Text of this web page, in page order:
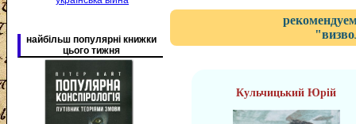
найбільш популярні книжки
цього тижня
Кульчицький Юрій